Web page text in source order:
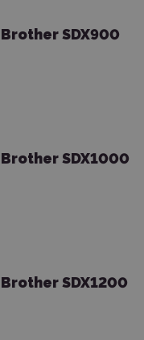
Brother SDX900
Brother SDX1000
Brother SDX1200